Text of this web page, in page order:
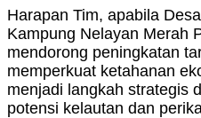
Harapan Tim, apabila
Kampung Nelayan Merah
mendorong peningkatan
memperkuat ketahanan
menjadi langkah strategis
potensi kelautan dan